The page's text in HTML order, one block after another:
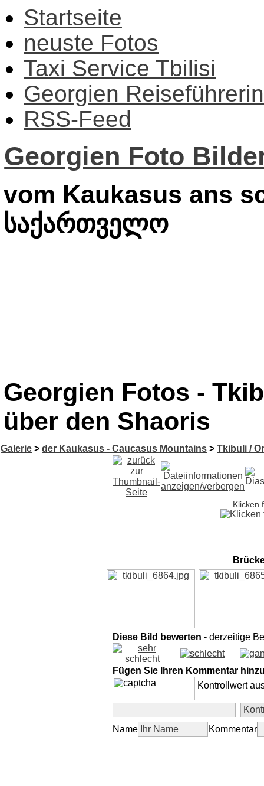
Startseite
neuste Fotos
Taxi Service Tbilisi
Georgien Reiseführerin
RSS-Feed
Georgien Foto
vom Kaukasus ans
საქართველო
Georgien Fotos -
über den Shaoris
Galerie > der Kaukasus - Caucasus Mountains > Tkibuli /
Klicken
Diese Bild bewerten - derzeitige
Fügen Sie Ihren Kommentar
Kontrollwert
Name Kommentar